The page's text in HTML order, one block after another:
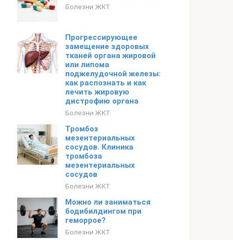
Болезни ЖКТ
Прогрессирующее
замещение здоровых
тканей органа жировой
или липома
поджелудочной железы:
как распознать и как
лечить жировую
дистрофию органа
Болезни ЖКТ
Тромбоз
мезентериальных
сосудов. Клиника
тромбоза
мезентериальных
сосудов
Болезни ЖКТ
Можно ли заниматься
бодибилдингом при
геморрое?
Болезни ЖКТ